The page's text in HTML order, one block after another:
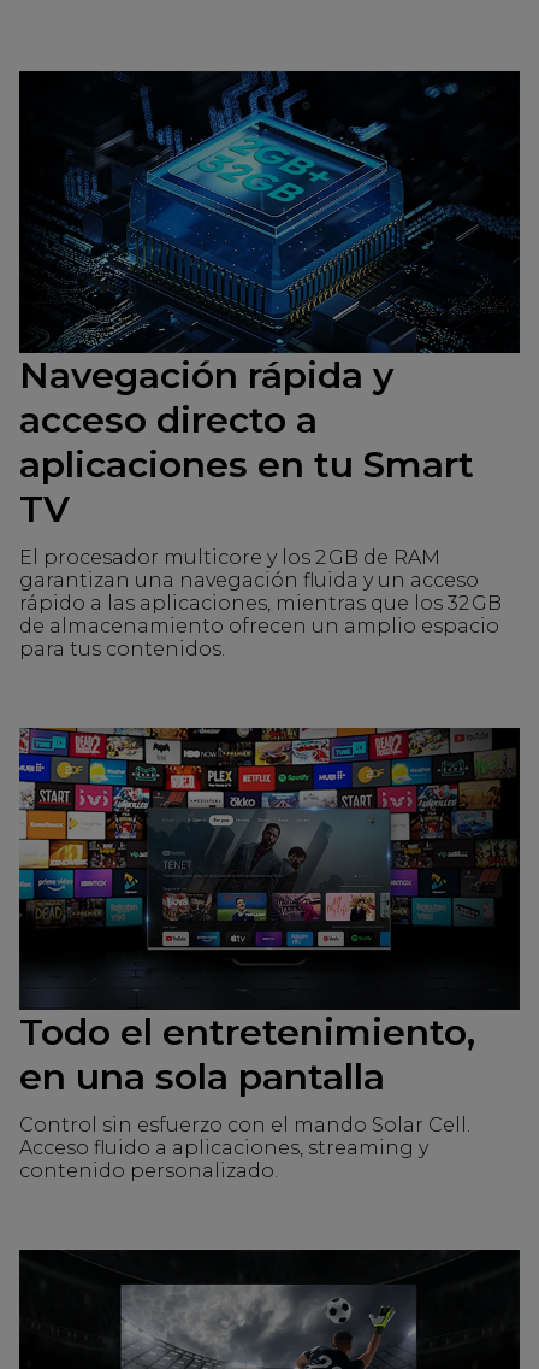
Navegación rápida y
acceso directo a
aplicaciones en tu Smart
TV
El procesador multicore y los 2 GB de RAM
garantizan una navegación fluida y un acceso
rápido a las aplicaciones, mientras que los 32 GB
de almacenamiento ofrecen un amplio espacio
para tus contenidos.
Todo el entretenimiento,
en una sola pantalla
Control sin esfuerzo con el mando Solar Cell.
Acceso fluido a aplicaciones, streaming y
contenido personalizado.